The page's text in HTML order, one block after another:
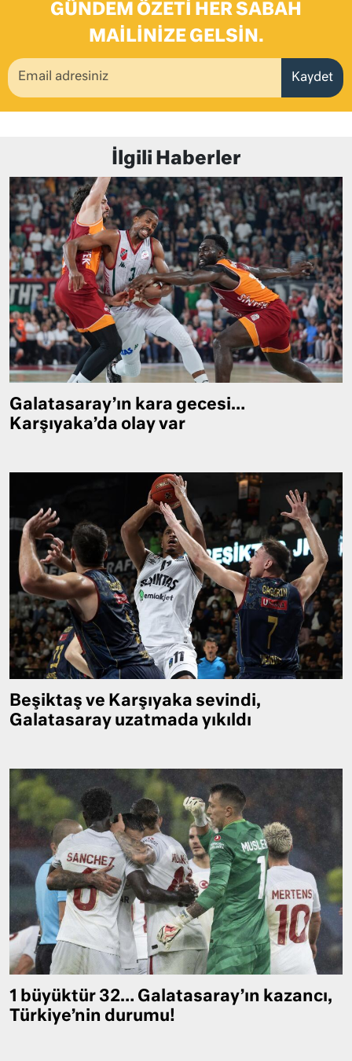
GÜNDEM ÖZETI HER SABAH
MAILINIZE GELSIN.
Kaydet
İlgili Haberler
Galatasaray’ın kara gecesi…
Karşıyaka’da olay var
Beşiktaş ve Karşıyaka sevindi,
Galatasaray uzatmada yıkıldı
1 büyüktür 32… Galatasaray’ın kazancı,
Türkiye’nin durumu!